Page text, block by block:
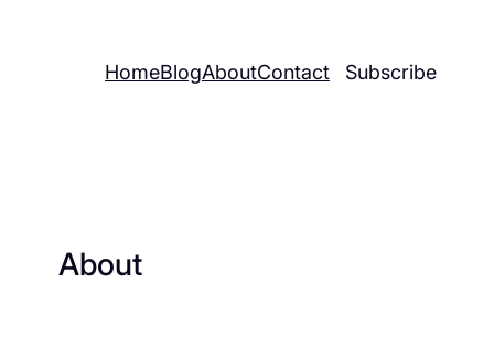
HomeBlogAboutContact Subscribe
About